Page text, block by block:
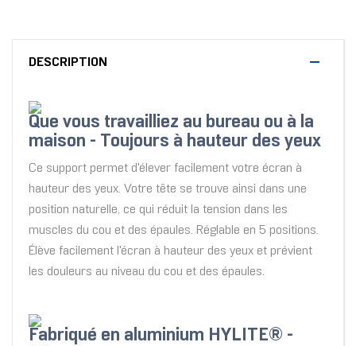
DESCRIPTION
Que vous travailliez au bureau ou à la
maison - Toujours à hauteur des yeux
Ce support permet d'élever facilement votre écran à
hauteur des yeux. Votre tête se trouve ainsi dans une
position naturelle, ce qui réduit la tension dans les
muscles du cou et des épaules. Réglable en 5 positions.
Élève facilement l'écran à hauteur des yeux et prévient
les douleurs au niveau du cou et des épaules.
Fabriqué en aluminium HYLITE® -